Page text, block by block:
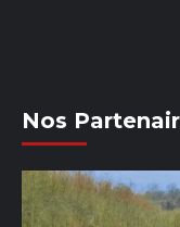
Nos